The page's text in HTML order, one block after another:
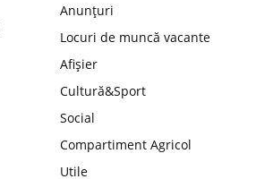
Anunțuri
Locuri de muncă vacante
Afișier
Cultură&Sport
Social
Compartiment Agricol
Utile